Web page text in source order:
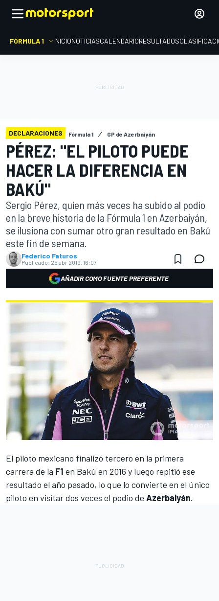
FÓRMULA 1 INICIONOTICIASCALENDARIORESULTADOS
DECLARACIONES Fórmula 1 GP de Azerbaiyán
PÉREZ: "EL PILOTO PUEDE
HACER LA DIFERENCIA EN
BAKÚ"
Sergio Pérez, quien más veces ha subido al podio
en la breve historia de la Fórmula 1 en Azerbaiyán,
se ilusiona con sumar otro gran resultado en Bakú
este fin de semana.
Federico Faturos
Publicado: 25 abr 2019, 16:07
AÑADIR COMO FUENTE PREFERENTE
El piloto mexicano finalizó tercero en la primera
carrera de la F1 en Bakú en 2016 y luego repitió ese
resultado el año pasado, lo que lo convierte en el único
piloto en visitar dos veces el podio de Azerbaiyán.